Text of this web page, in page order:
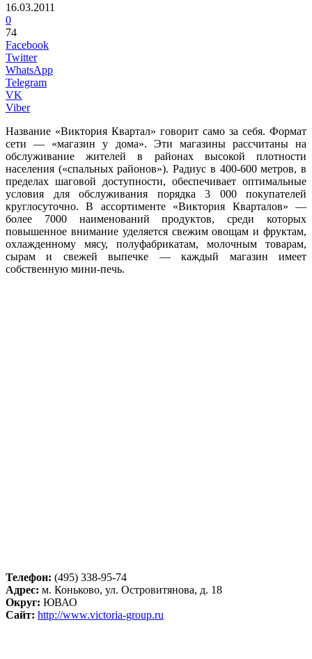
16.03.2011
0
74
Facebook
Twitter
WhatsApp
Telegram
VK
Viber
Название «Виктория Квартал» говорит само за себя. Формат
сети — «магазин у дома». Эти магазины рассчитаны на
обслуживание жителей в районах высокой плотности
населения («спальных районов»). Радиус в 400-600 метров, в
пределах шаговой доступности, обеспечивает оптимальные
условия для обслуживания порядка 3 000 покупателей
круглосуточно. В ассортименте «Виктория Кварталов» —
более 7000 наименований продуктов, среди которых
повышенное внимание уделяется свежим овощам и фруктам,
охлажденному мясу, полуфабрикатам, молочным товарам,
сырам и свежей выпечке — каждый магазин имеет
собственную мини-печь.
Телефон: (495) 338-95-74
Адрес: м. Коньково, ул. Островитянова, д. 18
Округ: ЮВАО
Сайт: http://www.victoria-group.ru